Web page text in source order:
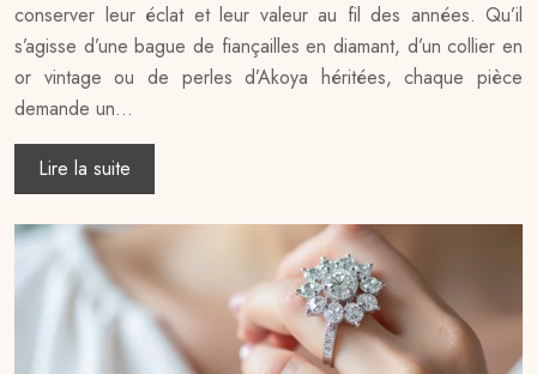
conserver leur éclat et leur valeur au fil des années. Qu’il
s’agisse d’une bague de fiançailles en diamant, d’un collier en
or vintage ou de perles d’Akoya héritées, chaque pièce
demande un…
Lire la suite